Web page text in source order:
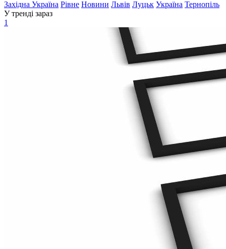
Західна Україна Рівне Новини Львів Луцьк Україна Тернопіль
У тренді зараз
1